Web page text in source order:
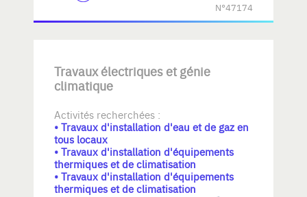
N°47174
Travaux électriques et génie
climatique
Activités recherchées :
• Travaux d'installation d'eau et de gaz en
tous locaux
• Travaux d'installation d'équipements
thermiques et de climatisation
• Travaux d'installation d'équipements
thermiques et de climatisation